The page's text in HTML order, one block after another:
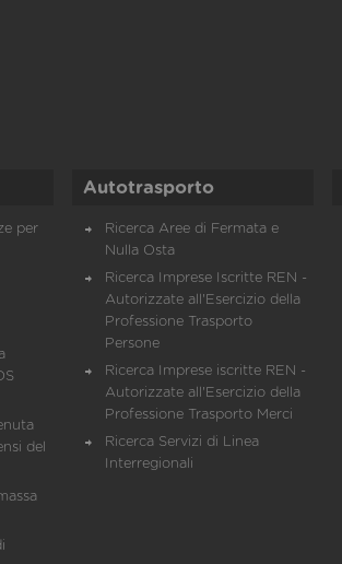
per
del
Autotrasporto
Ricerca Aree di Fermata e
Nulla Osta
Ricerca Imprese Iscritte REN -
Autorizzate all'Esercizio della
Professione Trasporto
Persone
Ricerca Imprese iscritte REN -
Autorizzate all'Esercizio della
Professione Trasporto Merci
Ricerca Servizi di Linea
Interregionali